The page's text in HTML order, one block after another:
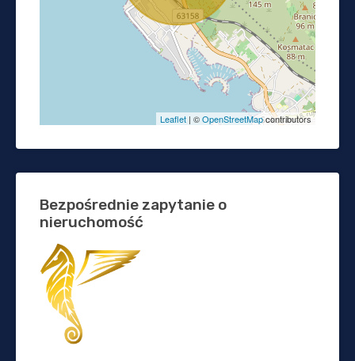
Leaflet | ©OpenStreetMapcontributors
Bezpośrednie zapytanie o
nieruchomość